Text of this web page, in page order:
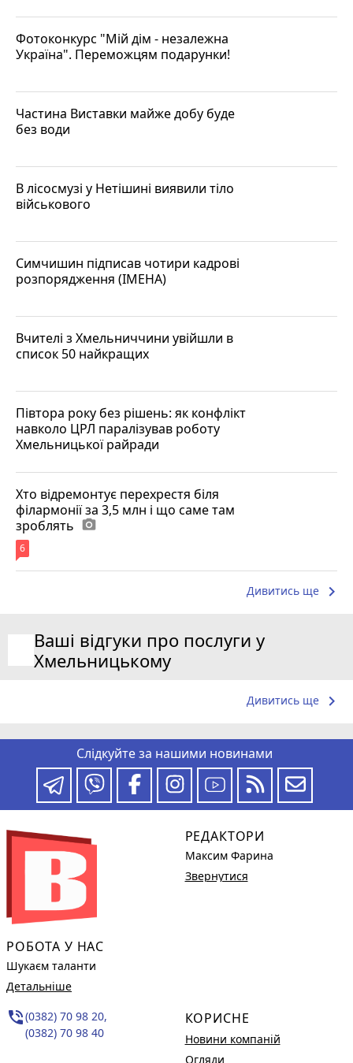
Фотоконкурс "Мій дім - незалежна
Україна". Переможцям подарунки!
Частина Виставки майже добу буде
без води
В лісосмузі у Нетішині виявили тіло
військового
Симчишин підписав чотири кадрові
розпорядження (ІМЕНА)
Вчителі з Хмельниччини увійшли в
список 50 найкращих
Півтора року без рішень: як конфлікт
навколо ЦРЛ паралізував роботу
Хмельницької райради
Хто відремонтує перехрестя біля
філармонії за 3,5 млн і що саме там
зроблять photo_camera
6
Дивитись ще keyboard_arrow_right
Ваші відгуки про послуги у
Хмельницькому
Дивитись ще keyboard_arrow_right
Слідкуйте за нашими новинами
РОБОТА У НАС
Шукаєм таланти
Детальніше
phone_in_talk(0382) 70 98 20,
(0382) 70 98 40
РЕДАКТОРИ
Максим Фарина
Звернутися
КОРИСНЕ
Новини компаній
Огляди